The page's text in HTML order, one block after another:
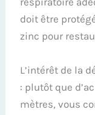
doit être
zinc pour
L’intérêt de la
: plutôt que
mètres, vous